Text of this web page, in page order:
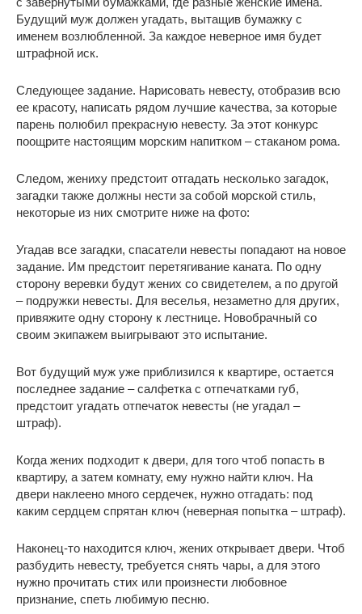
Будущий муж должен угадать, вытащив бумажку с
именем возлюбленной. За каждое неверное имя будет
штрафной иск.
Следующее задание. Нарисовать невесту, отобразив всю
ее красоту, написать рядом лучшие качества, за которые
парень полюбил прекрасную невесту. За этот конкурс
поощрите настоящим морским напитком – стаканом рома.
Следом, жениху предстоит отгадать несколько загадок,
загадки также должны нести за собой морской стиль,
некоторые из них смотрите ниже на фото:
Угадав все загадки, спасатели невесты попадают на новое
задание. Им предстоит перетягивание каната. По одну
сторону веревки будут жених со свидетелем, а по другой
– подружки невесты. Для веселья, незаметно для других,
привяжите одну сторону к лестнице. Новобрачный со
своим экипажем выигрывают это испытание.
Вот будущий муж уже приблизился к квартире, остается
последнее задание – салфетка с отпечатками губ,
предстоит угадать отпечаток невесты (не угадал –
штраф).
Когда жених подходит к двери, для того чтоб попасть в
квартиру, а затем комнату, ему нужно найти ключ. На
двери наклеено много сердечек, нужно отгадать: под
каким сердцем спрятан ключ (неверная попытка – штраф).
Наконец-то находится ключ, жених открывает двери. Чтоб
разбудить невесту, требуется снять чары, а для этого
нужно прочитать стих или произнести любовное
признание, спеть любимую песню.